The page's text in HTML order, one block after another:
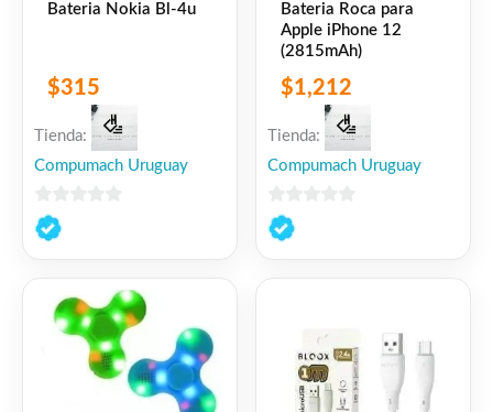
Bateria Nokia Bl-4u
$315
Tienda:
Compumach Uruguay
0
de
Bateria Roca para
Apple iPhone 12
(2815mAh)
$1,212
Tienda:
Compumach Uruguay
0
de